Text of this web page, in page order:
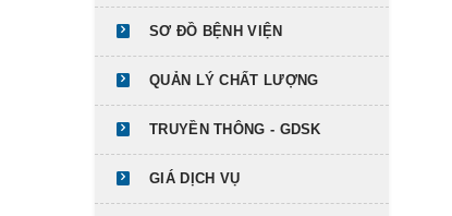
SƠ ĐỒ BỆNH VIỆN
QUẢN LÝ CHẤT LƯỢNG
TRUYỀN THÔNG - GDSK
GIÁ DỊCH VỤ